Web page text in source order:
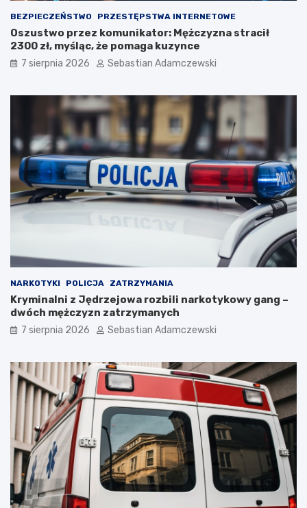
BEZPIECZEŃSTWO PRZESTĘPSTWA INTERNETOWE
Oszustwo przez komunikator: Mężczyzna stracił
2300 zł, myśląc, że pomaga kuzynce
7 sierpnia 2026 Sebastian Adamczewski
NARKOTYKI POLICJA ZATRZYMANIA
Kryminalni z Jędrzejowa rozbili narkotykowy gang –
dwóch mężczyzn zatrzymanych
7 sierpnia 2026 Sebastian Adamczewski